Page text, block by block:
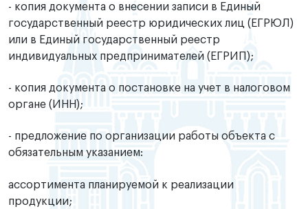
- копия документа о внесении записи в Единый
государственный реестр юридических лиц (ЕГРЮЛ)
или в Единый государственный реестр
индивидуальных предпринимателей (ЕГРИП);
- копия документа о постановке на учет в налоговом
органе (ИНН);
- предложение по организации работы объекта с
обязательным указанием:
ассортимента планируемой к реализации
продукции;